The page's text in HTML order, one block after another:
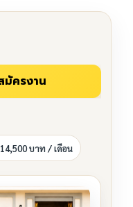
14,500 บาท / เดือน